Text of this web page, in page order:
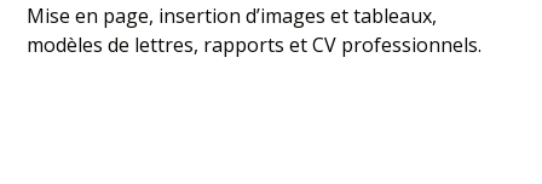
Mise en page, insertion d’images et tableaux,
modèles de lettres, rapports et CV professionnels.